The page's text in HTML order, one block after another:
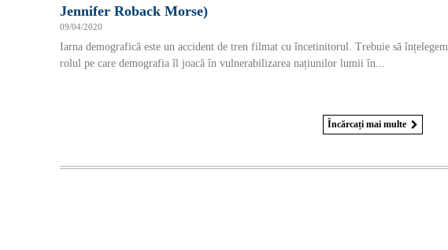
Jennifer Roback Morse)
09/04/2020
Iarna demografică este un accident de tren filmat cu încetinitorul. Trebuie să înțelegem
rolul pe care demografia îl joacă în vulnerabilizarea națiunilor lumii în...
Încărcați mai multe